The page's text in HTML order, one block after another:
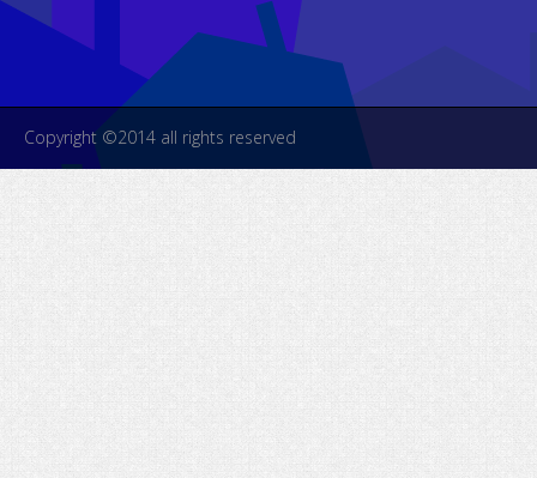
Copyright ©2014 all rights reserved